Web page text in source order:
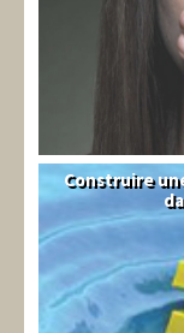
Construire